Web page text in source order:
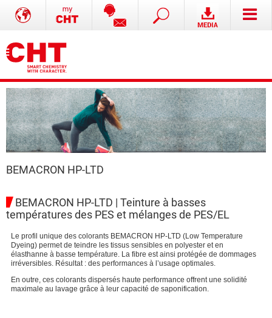
BEMACRON HP-LTD
BEMACRON HP-LTD | Teinture à basses
températures des PES et mélanges de PES/EL
Le profil unique des colorants BEMACRON HP-LTD (Low Temperature
Dyeing) permet de teindre les tissus sensibles en polyester et en
élasthanne à basse température. La fibre est ainsi protégée de dommages
irréversibles. Résultat : des performances à l’usage optimales.
En outre, ces colorants dispersés haute performance offrent une solidité
maximale au lavage grâce à leur capacité de saponification.